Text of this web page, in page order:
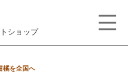
ショップ
橘を全国へ